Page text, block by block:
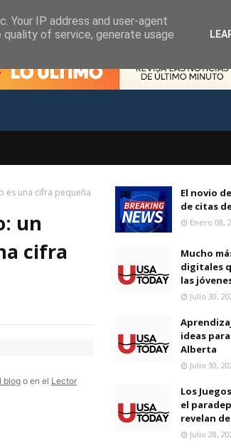
es una cifra pequeña
un
cifra
blogo en el Lector
El novio
de citas
Enero 08,
Mucho
digitales
las
Julio 30,
ideas
Alberta
Julio 30,
Los
el
revelan
Julio 28,
Your IP address and user-agent
of service, generate usage